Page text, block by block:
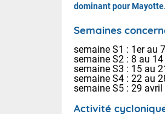
dominant pour Mayotte.
Semaines
semaine S1 : 1er au
semaine S2 : 8 au
semaine S3 : 15 au
semaine S4 : 22 au
semaine S5 : 29
Activité